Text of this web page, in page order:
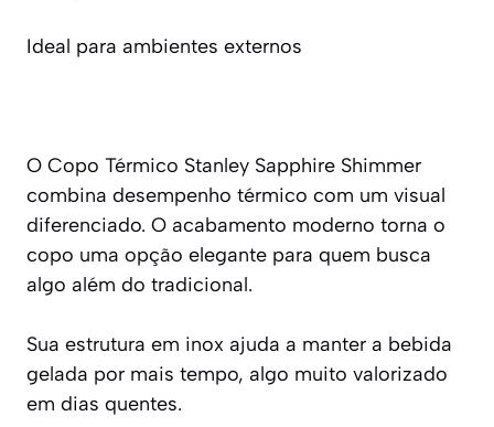
Ideal para ambientes externos
O Copo Térmico Stanley Sapphire Shimmer
combina desempenho térmico com um visual
diferenciado. O acabamento moderno torna o
copo uma opção elegante para quem busca
algo além do tradicional.
Sua estrutura em inox ajuda a manter a bebida
gelada por mais tempo, algo muito valorizado
em dias quentes.